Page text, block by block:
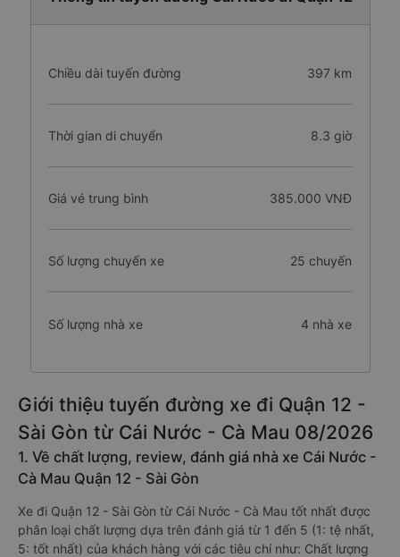
Chiều dài tuyến đường 397 km
Thời gian di chuyển 8.3 giờ
Giá vé trung bình 385.000 VNĐ
Số lượng chuyến xe 25 chuyến
Số lượng nhà xe 4 nhà xe
Giới thiệu tuyến đường xe đi Quận 12 -
Sài Gòn từ Cái Nước - Cà Mau 08/2026
1. Về chất lượng, review, đánh giá nhà xe Cái Nước -
Cà Mau Quận 12 - Sài Gòn
Xe đi Quận 12 - Sài Gòn từ Cái Nước - Cà Mau tốt nhất được
phân loại chất lượng dựa trên đánh giá từ 1 đến 5 (1: tệ nhất,
5: tốt nhất) của khách hàng với các tiêu chí như: Chất lượng